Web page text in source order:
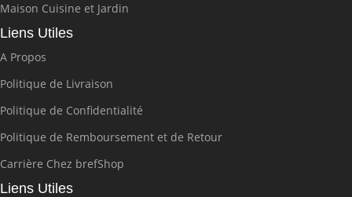
Maison Cuisine et Jardin
Liens Utiles
A Propos
Politique de Livraison
Politique de Confidentialité
Politique de Remboursement et de Retour
Carrière Chez brefShop
Liens Utiles